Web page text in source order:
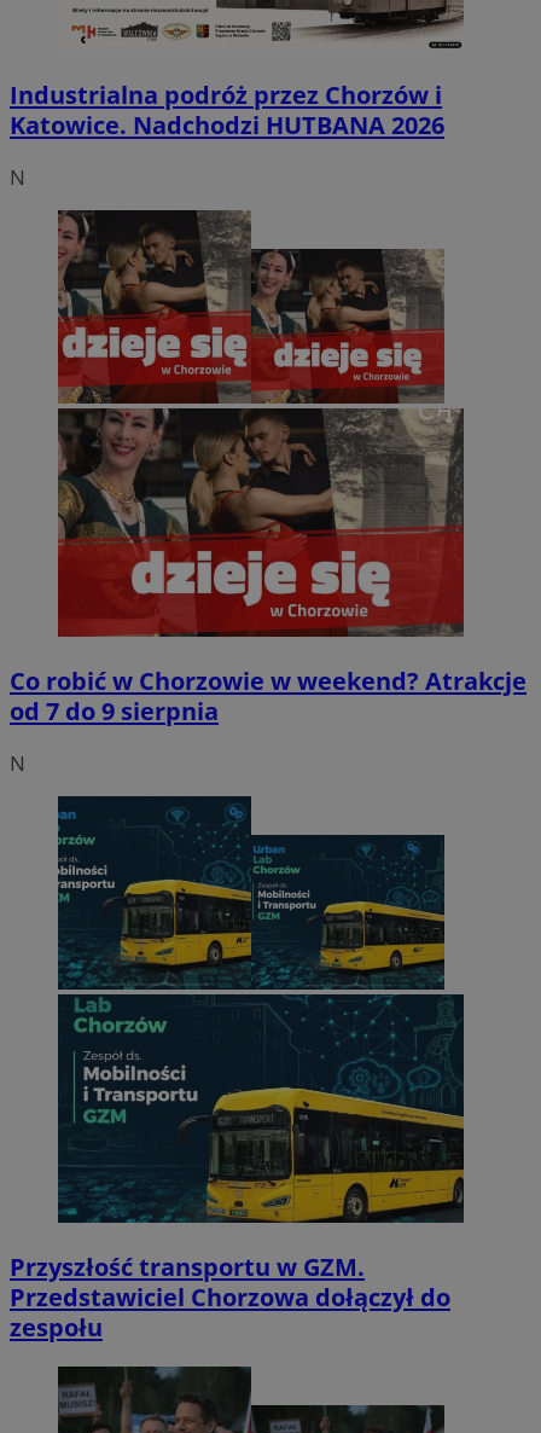
Industrialna podróż przez Chorzów i
Katowice. Nadchodzi HUTBANA 2026
N
Co robić w Chorzowie w weekend? Atrakcje
od 7 do 9 sierpnia
N
Przyszłość transportu w GZM.
Przedstawiciel Chorzowa dołączył do
zespołu